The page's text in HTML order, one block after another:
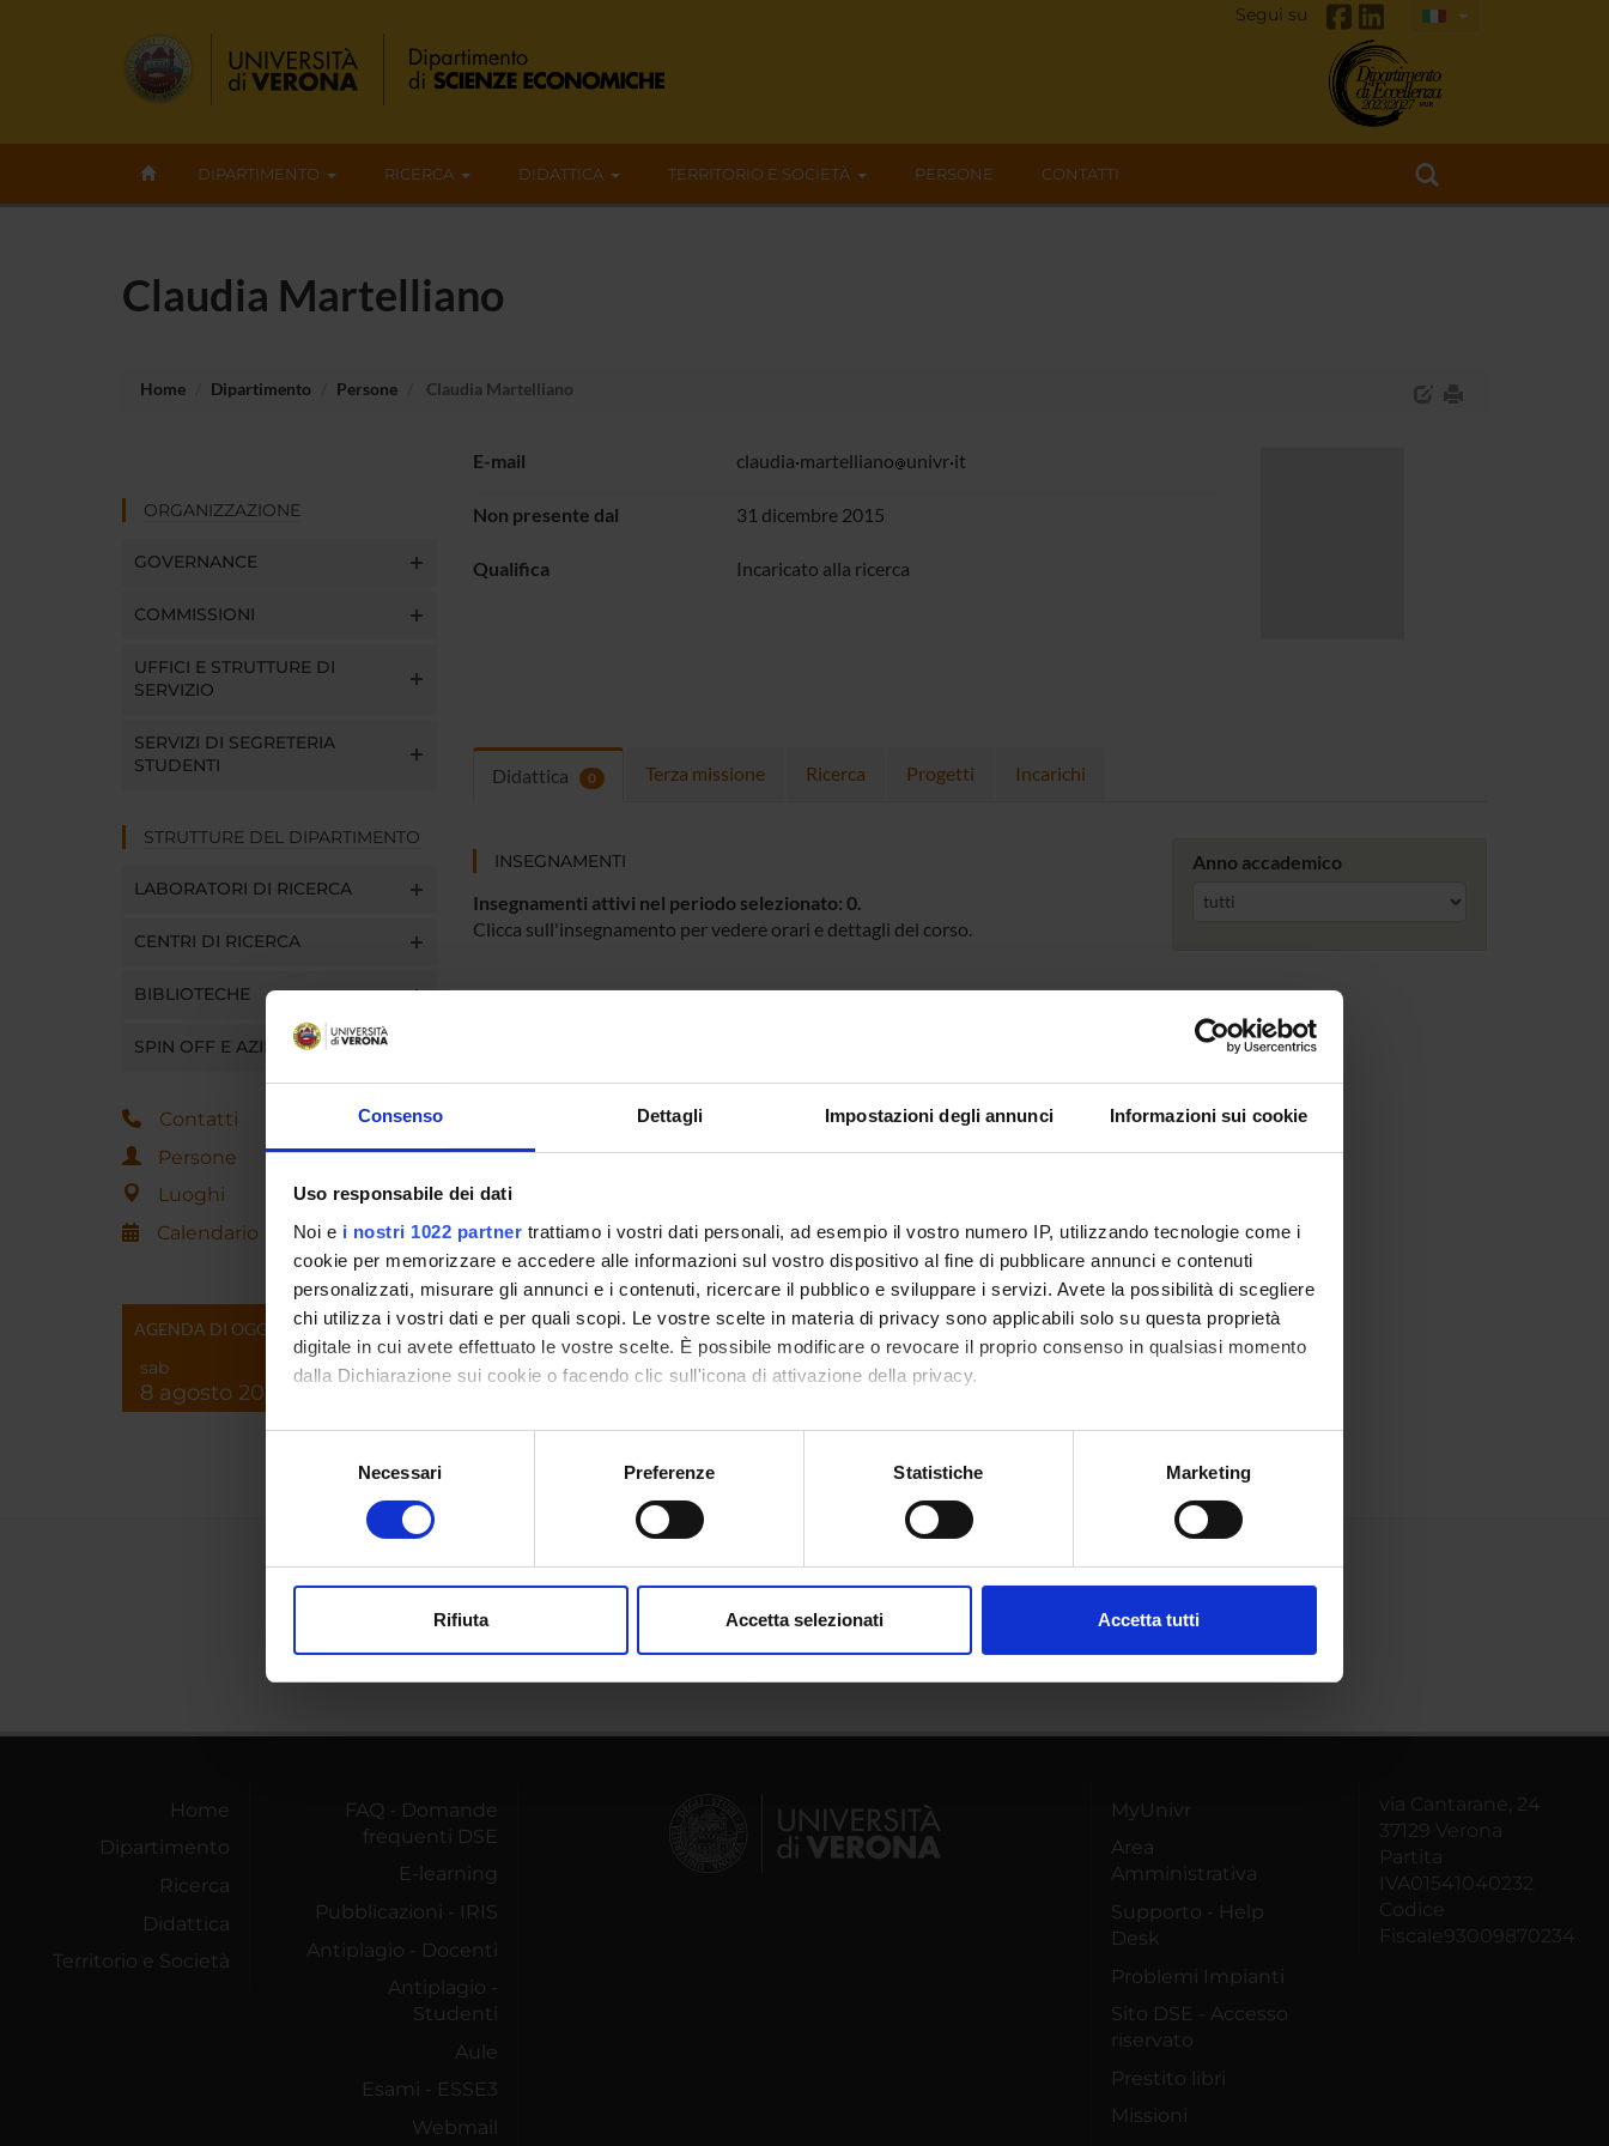
Consenso Dettagli Impostazioni degli annunci Informazioni sui cookie
Uso responsabile dei dati
Noi e i nostri 1022 partner trattiamo i vostri dati personali, ad esempio il vostro numero IP, utilizzando tecnologie come i
cookie per memorizzare e accedere alle informazioni sul vostro dispositivo al fine di pubblicare annunci e contenuti
personalizzati, misurare gli annunci e i contenuti, ricercare il pubblico e sviluppare i servizi. Avete la possibilità di scegliere
chi utilizza i vostri dati e per quali scopi. Le vostre scelte in materia di privacy sono applicabili solo su questa proprietà
digitale in cui avete effettuato le vostre scelte. È possibile modificare o revocare il proprio consenso in qualsiasi momento
dalla Dichiarazione sui cookie o facendo clic sull'icona di attivazione della privacy.
Con il tuo consenso, vorremmo anche:
raccogliere informazioni sulla tua posizione geografica, con un'approssimazione di qualche metro,
digitali).
modificare o ritirare il tuo consenso in qualsiasi momento dalla Dichiarazione sui cookie.
Necessari Preferenze Statistiche Marketing
Rifiuta Accetta selezionati Accetta tutti
Segui su
DIPARTIMENTO RICERCA DIDATTICA TERRITORIO E SOCIETÀ PERSONE CONTATTI
Claudia Martelliano
Home Dipartimento Persone Claudia Martelliano
ORGANIZZAZIONE
GOVERNANCE
COMMISSIONI
UFFICI E STRUTTURE DI
SERVIZIO
SERVIZI DI SEGRETERIA
STUDENTI
STRUTTURE DEL DIPARTIMENTO
LABORATORI DI RICERCA
CENTRI DI RICERCA
BIBLIOTECHE
SPIN OFF E AZIENDE
Contatti
Persone
Luoghi
Calendario
AGENDA DI OGGI
sab
8 agosto 2026
E-mail claudia martelliano univr it
Non presente dal 31 dicembre 2015
Qualifica Incaricato alla ricerca
Didattica 0 Terza missione Ricerca Progetti Incarichi
INSEGNAMENTI
Insegnamenti attivi nel periodo selezionato: 0.
Clicca sull'insegnamento per vedere orari e dettagli del corso.
Anno accademico
Home
Dipartimento
Ricerca
Didattica
Territorio e Società
FAQ - Domande
frequenti DSE
E-learning
Pubblicazioni - IRIS
Antiplagio - Docenti
Antiplagio -
Studenti
Aule
Esami - ESSE3
Webmail
MyUnivr
Area
Amministrativa
Supporto - Help
Desk
Problemi Impianti
Sito DSE - Accesso
riservato
Prestito libri
Missioni
via Cantarane, 24
37129 Verona
Partita
IVA01541040232
Codice
Fiscale93009870234